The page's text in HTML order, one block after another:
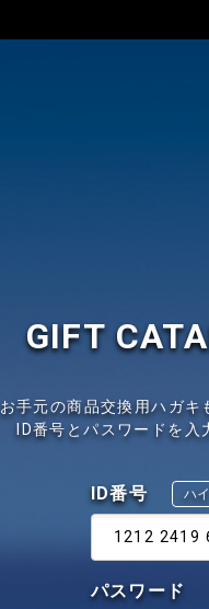
GIFT
お手元の商品交換用ハガキ
ID番号とパスワードを
ID番号 ハ
1212 2419
パスワード